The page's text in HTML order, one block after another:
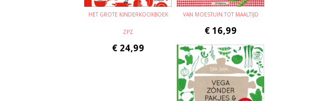
HET GROTE KINDERKOOKBOEK
ZPZ
€ 24,99
VAN MOESTUIN TOT MAALTIJD
€ 16,99